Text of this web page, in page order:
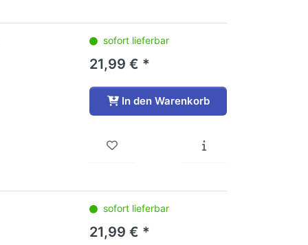
sofort lieferbar
21,99 € *
In den Warenkorb
sofort lieferbar
21,99 € *